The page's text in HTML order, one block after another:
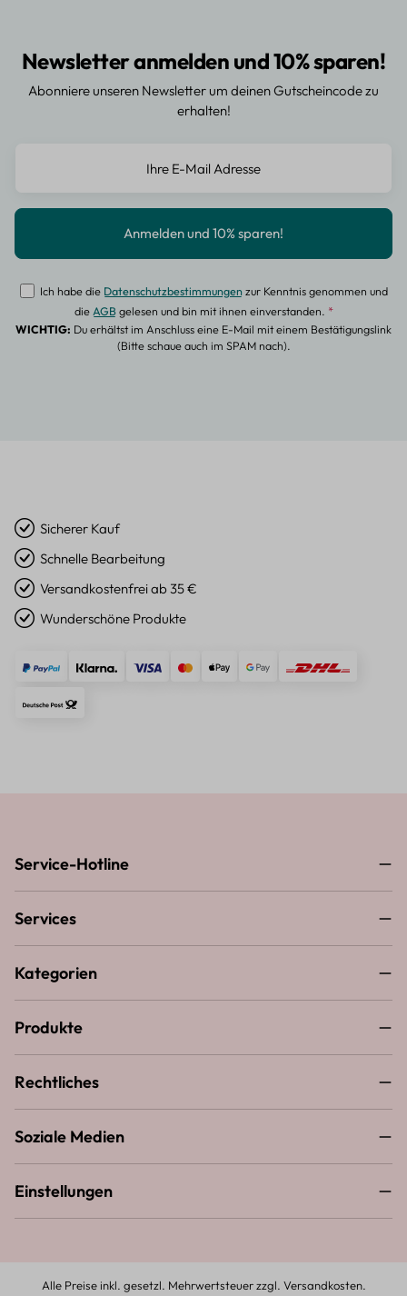
Newsletter anmelden und 10% sparen!
Abonniere unseren Newsletter um deinen Gutscheincode zu
erhalten!
Ich habe die Datenschutzbestimmungenzur Kenntnis genommen und
dieAGBgelesen und bin mit ihnen einverstanden. *
WICHTIG: Du erhältst im Anschluss eine E-Mail mit einem Bestätigungslink
(Bitte schaue auch im SPAM nach).
Sicherer Kauf
Schnelle Bearbeitung
Versandkostenfrei ab 35 €
Wunderschöne Produkte
Service-Hotline
Services
Kategorien
Produkte
Rechtliches
Soziale Medien
Einstellungen
Alle Preise inkl. gesetzl. Mehrwertsteuer zzgl. Versandkosten.